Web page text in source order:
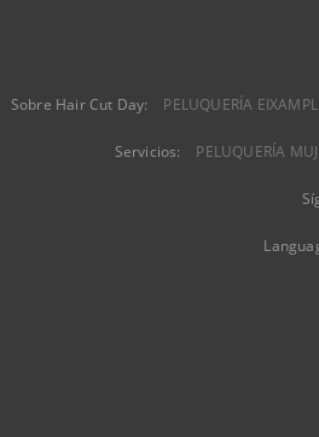
Sobre Hair Cut Day: PELUQUERÍA
Servicios: PELUQUERÍA